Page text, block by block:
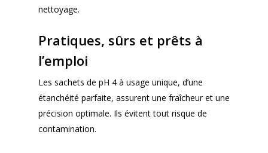
nettoyage.
Pratiques, sûrs et prêts à
l’emploi
Les sachets de pH 4 à usage unique, d’une
étanchéité parfaite, assurent une fraîcheur et une
précision optimale. Ils évitent tout risque de
contamination.